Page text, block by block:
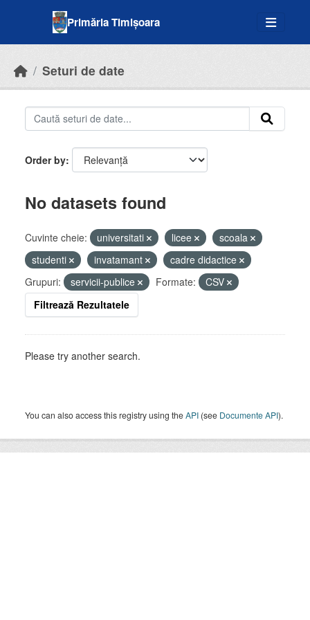
Primăria Timișoara
Seturi de date
Order by
No datasets found
Cuvinte cheie: universitati licee
scoala
studenti
invatamant
cadre didactice
Grupuri:
servicii-publice Formate:
CSV
Filtrează Rezultatele
Please try another search.
You can also access this registry using theAPI (see Documente API).